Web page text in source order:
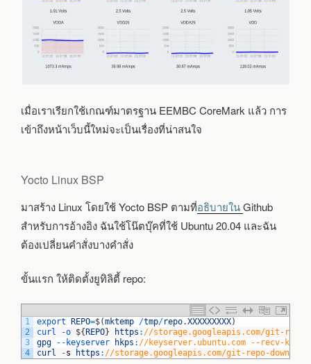
เมื่อเราเรียกใช้เกณฑ์มาตรฐาน EEMBC CoreMark แล้ว การ
เข้าถึงหน้าเว็บนี้ใหม่จะเป็นเรื่องที่น่าสนใจ
Yocto Linux BSP
มาสร้าง Linux โดยใช้ Yocto BSP ตามที่อธิบายในGithub
สำหรับการอ้างอิง ฉันใช้โน๊ตบุ๊คที่ใช้ Ubuntu 20.04 และฉัน
ต้องเปลี่ยนคำสั่งบางคำสั่ง
ขั้นแรก ให้ติดตั้งยูทิลิตี้ repo:
1
2
3
4
export REPO=$(mktemp /tmp/repo.XXXXXXXXX)
curl
-o ${REPO} https : //storage.googleapis.com/git-repo-
gpg
-- keyserver hkps : //keyserver.ubuntu.com --recv-key
curl
-s https : //storage.googleapis.com/git-repo-